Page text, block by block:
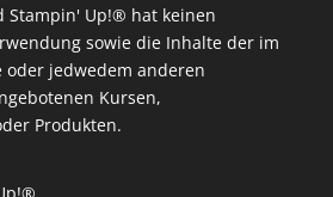
Stampin' Up!® hat keinen
sowie die Inhalte der im
oder jedwedem anderen
Kursen,
Produkten.